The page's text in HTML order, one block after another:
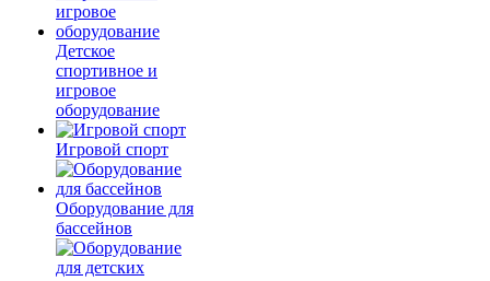
Детское
спортивное и
игровое
оборудование
Игровой спорт
Оборудование для
бассейнов